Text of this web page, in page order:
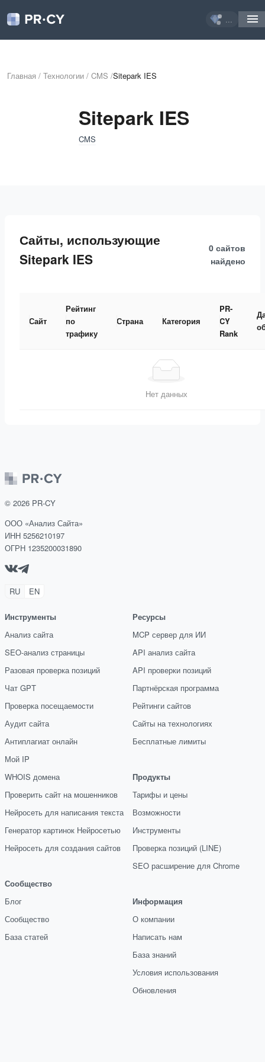
...
Главная / Технологии / CMS /Sitepark IES
Sitepark IES
CMS
Сайты, использующие
Sitepark IES
0 сайтов
найдено
Сайт
Рейтинг
по
трафику
Страна Категория
PR-
CY
Rank
Нет данных
© 2026 PR-CY
ООО «Анализ Сайта»
ИНН 5256210197
ОГРН 1235200031890
RU EN
Инструменты
Анализ сайта
SEO-анализ страницы
Разовая проверка позиций
Чат GPT
Проверка посещаемости
Аудит сайта
Антиплагиат онлайн
Мой IP
WHOIS домена
Проверить сайт на мошенников
Нейросеть для написания текста
Генератор картинок Нейросетью
Нейросеть для создания сайтов
Сообщество
Блог
Сообщество
База статей
Ресурсы
MCP сервер для ИИ
API анализ сайта
API проверки позиций
Партнёрская программа
Рейтинги сайтов
Сайты на технологиях
Бесплатные лимиты
Продукты
Тарифы и цены
Возможности
Инструменты
Проверка позиций (LINE)
SEO расширение для Chrome
Информация
О компании
Написать нам
База знаний
Условия использования
Обновления